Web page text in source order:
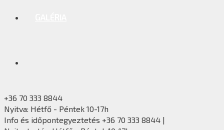
+36 70 333 8844
Nyitva: Hétfő - Péntek 10-17h
Info és időpontegyeztetés +36 70 333 8844 |